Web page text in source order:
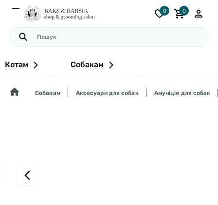
0 0
Котам Собакам
Собакам Аксесуари для собак Амуніція для собак